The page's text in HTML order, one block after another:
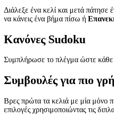
Διάλεξε ένα κελί και μετά
να κάνεις ένα βήμα πίσω ή
Κανόνες Sudoku
Συμπλήρωσε το πλέγμα ώστε κάθε
Συμβουλές για πιο
Βρες πρώτα τα κελιά με μία μόνο
επιλογές χρησιμοποιώντας τις